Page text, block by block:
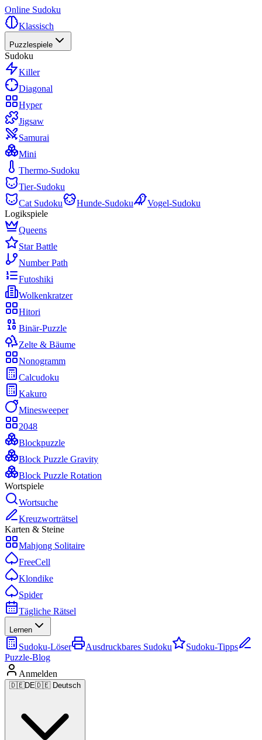
Online Sudoku
Klassisch
Puzzlespiele
Sudoku
Killer
Diagonal
Hyper
Jigsaw
Samurai
Mini
Thermo-Sudoku
Tier-Sudoku
Cat Sudoku
Hunde-Sudoku
Vogel-Sudoku
Logikspiele
Queens
Star Battle
Number Path
Futoshiki
Wolkenkratzer
Hitori
Binär-Puzzle
Zelte & Bäume
Nonogramm
Calcudoku
Kakuro
Minesweeper
2048
Blockpuzzle
Block Puzzle Gravity
Block Puzzle Rotation
Wortspiele
Wortsuche
Kreuzworträtsel
Karten & Steine
Mahjong Solitaire
FreeCell
Klondike
Spider
Tägliche Rätsel
Lernen
Sudoku-Löser Ausdruckbares Sudoku
Sudoku-Tipps
Puzzle-Blog
Anmelden
🇩🇪DE🇩🇪 Deutsch